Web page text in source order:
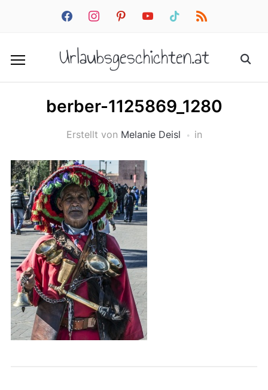
facebookinstagrampinterestyoutube tiktok rss
Urlaubsgeschichten.at
berber-1125869_1280
Erstellt von Melanie Deisl in